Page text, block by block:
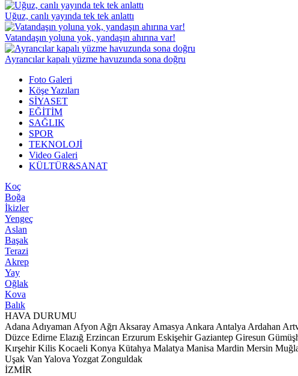
Uğuz, canlı yayında tek tek anlattı
Vatandaşın yoluna yok, yandaşın ahırına var!
Ayrancılar kapalı yüzme havuzunda sona doğru
Foto Galeri
Köşe Yazıları
SİYASET
EĞİTİM
SAĞLIK
SPOR
TEKNOLOJİ
Video Galeri
KÜLTÜR&SANAT
Koç
Boğa
İkizler
Yengeç
Aslan
Başak
Terazi
Akrep
Yay
Oğlak
Kova
Balık
HAVA DURUMU
Adana Adıyaman Afyon Ağrı Aksaray Amasya Ankara Antalya Ardahan
Düzce Edirne Elazığ Erzincan Erzurum Eskişehir Gaziantep Giresun
Kırşehir Kilis Kocaeli Konya Kütahya Malatya Manisa Mardin Mersin
Uşak Van Yalova Yozgat Zonguldak
İZMİR